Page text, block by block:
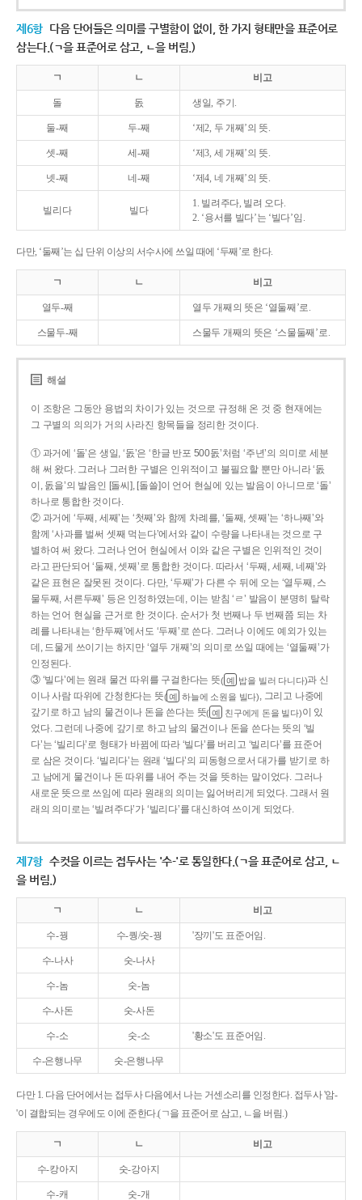
제6항 다음 단어들은 의미를 구별함이 없이, 한 가지 형태만을 표준어로
삼는다.(ㄱ을 표준어로 삼고, ㄴ을 버림.)
ㄱ ㄴ 비고
돌 돐 생일, 주기.
둘-째 두-째 ‘제2, 두 개째’의 뜻.
셋-째 세-째 ‘제3, 세 개째’의 뜻.
넷-째 네-째 ‘제4, 네 개째’의 뜻.
빌리다 빌다
1. 빌려주다, 빌려 오다.
2. ‘용서를 빌다’는 ‘빌다’임.
다만, ‘둘째’는 십 단위 이상의 서수사에 쓰일 때에 ‘두째’로 한다.
ㄱ ㄴ 비고
열두-째 열두 개째의 뜻은 ‘열둘째’로.
스물두-째 스물두 개째의 뜻은 ‘스물둘째’로.
해설
이 조항은 그동안 용법의 차이가 있는 것으로 규정해 온 것 중 현재에는
그 구별의 의의가 거의 사라진 항목들을 정리한 것이다.
① 과거에 ‘돌’은 생일, ‘돐’은 ‘한글 반포 500돐’처럼 ‘주년’의 의미로 세분
해 써 왔다. 그러나 그러한 구별은 인위적이고 불필요할 뿐만 아니라 ‘돐
이, 돐을’의 발음인 [돌씨], [돌쓸]이 언어 현실에 있는 발음이 아니므로 ‘돌’
하나로 통합한 것이다.
② 과거에 ‘두째, 세째’는 ‘첫째’와 함께 차례를, ‘둘째, 셋째’는 ‘하나째’와
함께 ‘사과를 벌써 셋째 먹는다’에서와 같이 수량을 나타내는 것으로 구
별하여 써 왔다. 그러나 언어 현실에서 이와 같은 구별은 인위적인 것이
라고 판단되어 ‘둘째, 셋째’로 통합한 것이다. 따라서 ‘두째, 세째, 네째’와
같은 표현은 잘못된 것이다. 다만, ‘두째’가 다른 수 뒤에 오는 ‘열두째, 스
물두째, 서른두째’ 등은 인정하였는데, 이는 받침 ‘ㄹ’ 발음이 분명히 탈락
하는 언어 현실을 근거로 한 것이다. 순서가 첫 번째나 두 번째쯤 되는 차
례를 나타내는 ‘한두째’에서도 ‘두째’로 쓴다. 그러나 이에도 예외가 있는
데, 드물게 쓰이기는 하지만 ‘열두 개째’의 의미로 쓰일 때에는 ‘열둘째’가
인정된다.
③ ‘빌다’에는 원래 물건 따위를 구걸한다는 뜻( 예 밥을 빌러 다니다)과 신
이나 사람 따위에 간청한다는 뜻( 예 하늘에 소원을 빌다), 그리고 나중에
갚기로 하고 남의 물건이나 돈을 쓴다는 뜻( 예 친구에게 돈을 빌다)이 있
었다. 그런데 나중에 갚기로 하고 남의 물건이나 돈을 쓴다는 뜻의 ‘빌
다’는 ‘빌리다’로 형태가 바뀜에 따라 ‘빌다’를 버리고 ‘빌리다’를 표준어
로 삼은 것이다. ‘빌리다’는 원래 ‘빌다’의 피동형으로서 대가를 받기로 하
고 남에게 물건이나 돈 따위를 내어 주는 것을 뜻하는 말이었다. 그러나
새로운 뜻으로 쓰임에 따라 원래의 의미는 잃어버리게 되었다. 그래서 원
래의 의미로는 ‘빌려주다’가 ‘빌리다’를 대신하여 쓰이게 되었다.
제7항 수컷을 이르는 접두사는 '수-'로 통일한다.(ㄱ을 표준어로 삼고, ㄴ
을 버림.)
ㄱ ㄴ 비고
수-꿩 수-퀑/숫-꿩 '장끼'도 표준어임.
수-나사 숫-나사
수-놈 숫-놈
수-사돈 숫-사돈
수-소 숫-소 '황소'도 표준어임.
수-은행나무 숫-은행나무
다만 1. 다음 단어에서는 접두사 다음에서 나는 거센소리를 인정한다. 접두사 '암-
'이 결합되는 경우에도 이에 준한다.(ㄱ을 표준어로 삼고, ㄴ을 버림.)
ㄱ ㄴ 비고
수-캉아지 숫-강아지
수-캐 숫-개